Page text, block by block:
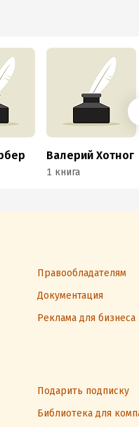
Валерий Хотног
1 книга
Правообладателям
Документация
Реклама для бизнеса
Подарить подписку
Библиотека для